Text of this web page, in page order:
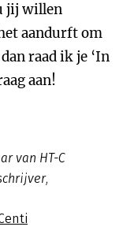
jij willen
aandurft om
raad ik je ‘In
aan!
van HT-C